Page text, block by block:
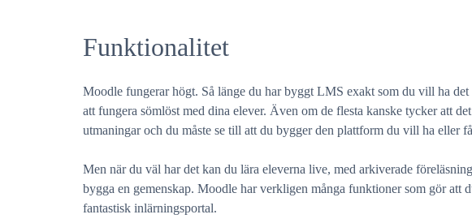
Funktionalitet
Moodle fungerar högt. Så länge du har byggt LMS exakt som du vill ha
att fungera sömlöst med dina elever. Även om de flesta kanske tycker att
utmaningar och du måste se till att du bygger den plattform du vill ha eller
Men när du väl har det kan du lära eleverna live, med arkiverade
bygga en gemenskap. Moodle har verkligen många funktioner som gör att
fantastisk inlärningsportal.